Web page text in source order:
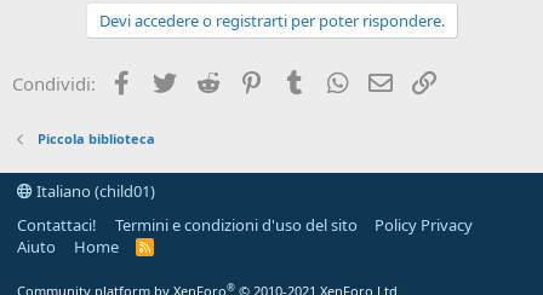
Devi accedere o registrarti per poter rispondere.
Condividi: Facebook
Twitter Reddit PinterestTumblrWhatsApp
e-mail
Piccola biblioteca
Italiano (child01)
Contattaci!
Termini e condizioni d'uso del sito
Policy Privacy
Aiuto
Home
R
Community platform by XenForo® © 2010-2021 XenForo Ltd.